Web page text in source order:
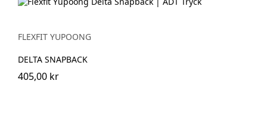
FLEXFIT YUPOONG
DELTA SNAPBACK
405,00 kr